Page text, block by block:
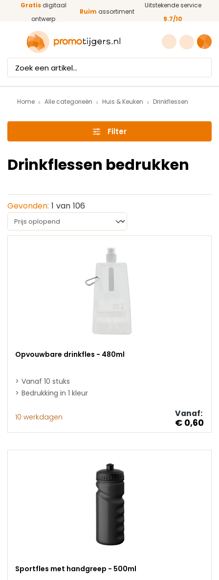
Ga naar de hoofdinhoud
Gratisdigitaal
ontwerp
Ruim assortiment
Uitstekende service
9.7/10
Home Alle categorieën Huis & Keuken Drinkflessen
Filter
Drinkflessen bedrukken
Gevonden: 1 van 106
Opvouwbare drinkfles - 480ml
Vanaf 10 stuks
Bedrukking in 1 kleur
10 werkdagen Vanaf:
€ 0,60
Sportfles met handgreep - 500ml